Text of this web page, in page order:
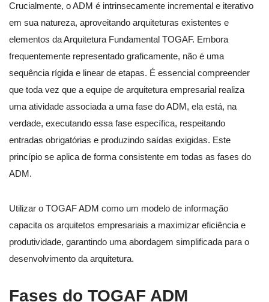
Crucialmente, o ADM é intrinsecamente incremental e iterativo
em sua natureza, aproveitando arquiteturas existentes e
elementos da Arquitetura Fundamental TOGAF. Embora
frequentemente representado graficamente, não é uma
sequência rígida e linear de etapas. É essencial compreender
que toda vez que a equipe de arquitetura empresarial realiza
uma atividade associada a uma fase do ADM, ela está, na
verdade, executando essa fase específica, respeitando
entradas obrigatórias e produzindo saídas exigidas. Este
princípio se aplica de forma consistente em todas as fases do
ADM.
Utilizar o TOGAF ADM como um modelo de informação
capacita os arquitetos empresariais a maximizar eficiência e
produtividade, garantindo uma abordagem simplificada para o
desenvolvimento da arquitetura.
Fases do TOGAF ADM